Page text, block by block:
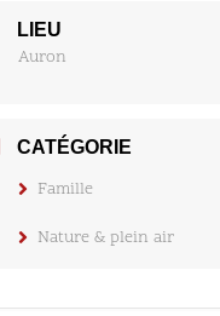
LIEU
Auron
CATÉGORIE
Famille
Nature & plein air